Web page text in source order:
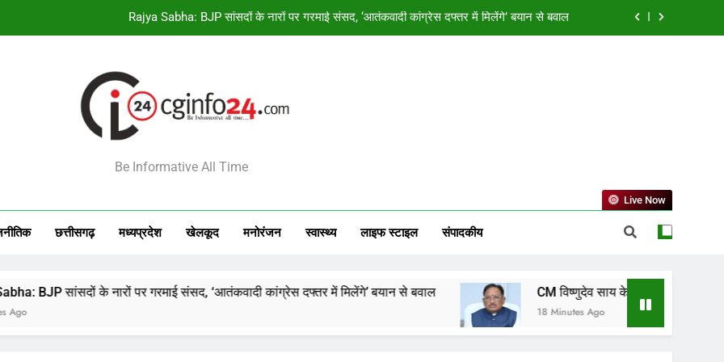
CM विष्णुदेव साय के सख्त निर्देश, जनकल्याणकारी योजनाओं का समयबद्ध क्रियान्वयन सुनिश्चित करें
निर्माण श्रमिकों के हित में बड़ा फैसला, मंडल की बैठक में कई कल्याणकारी प्रस्तावों को मिली मंजूरी
Rajya Sabha: BJP सांसदों के नारों पर गरमाई संसद, ‘आतंकवादी कांग्रेस दफ्तर में मिलेंगे’ बयान से बवाल
CM विष्णुदेव साय के सख्त निर्देश, जनकल्याणकारी योजनाओं का समयबद्ध क्रियान्वयन सुनिश्चित करें
Be Informative All Time
छत्तीसगढ़ मध्‍यप्रदेश खेलकूद मनोरंजन स्‍वास्‍थ्‍य लाइफ स्टाइल संपादकीय
Live Now
के नारों पर गरमाई संसद, ‘आतंकवादी कांग्रेस दफ्तर में मिलेंगे’ बयान से बवाल CM विष्णुदेव साय के सख्त निर्देश, जनकल्याणकारी
18 Minutes Ago